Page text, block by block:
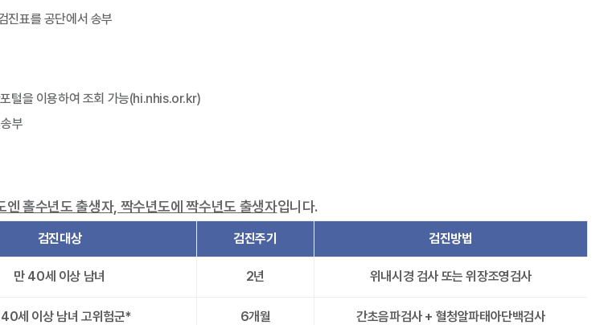
진표를 공단에서 송부
털을 이용하여 조회 가능(hi.nhis.or.kr)
부
엔 홀수년도 출생자, 짝수년도에 짝수년도 출생자입니다.
검진대상 검진주기 검진방법
만 40세 이상 남녀 2년 위내시경 검사 또는 위장조영검사
세 이상 남녀 고위험군* 6개월 간초음파검사 + 혈청알파태아단백검사